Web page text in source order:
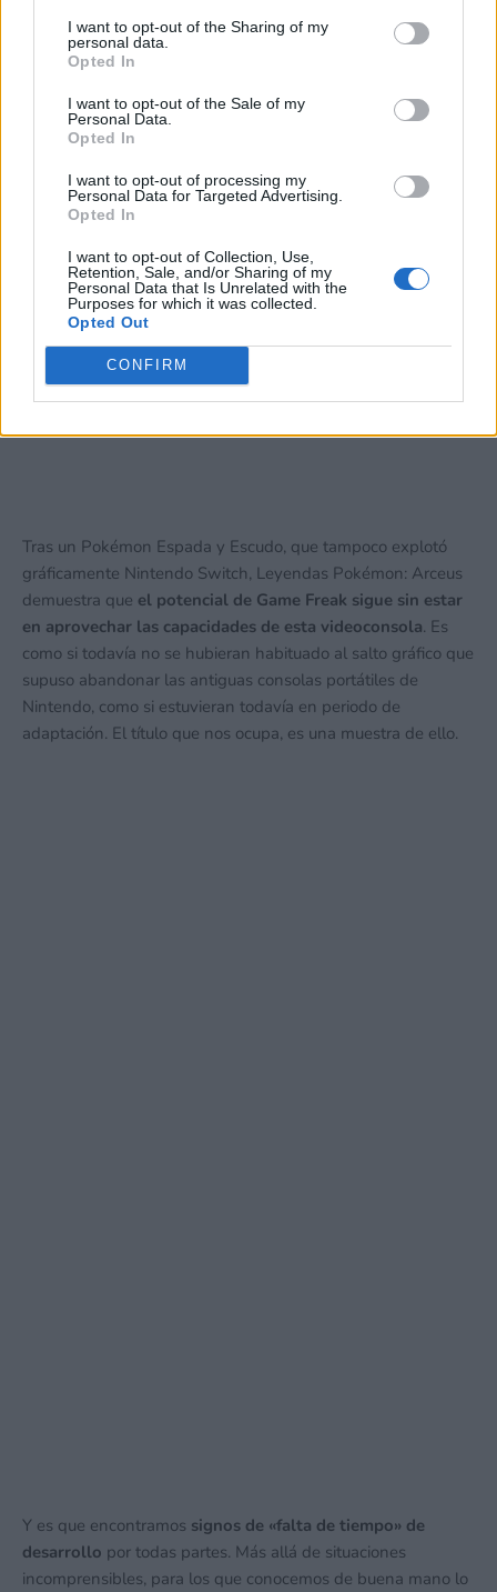
recopilación y uso de datos en nuestra Política de
Privacidad.
terceros por nuestra parte, utilice la siguiente opción de
exclusión y confirme su selección. Tenga en cuenta que
después de que se procese su solicitud de exclusión, es
posible que continúe viendo anuncios basados en intereses
basados en la información personal utilizada por nosotros o
en información personal divulgada a terceros antes de su
Puede optar por no participar en la divulgación adicional de
su información personal por parte de terceros en la Lista de
participantes intermedios de la IAB.
I want to opt-out of the Sharing of my
personal data.
Opted In
I want to opt-out of the Sale of my
Personal Data.
Opted In
I want to opt-out of processing my
Personal Data for Targeted Advertising.
Opted In
I want to opt-out of Collection, Use,
Retention, Sale, and/or Sharing of my
Personal Data that Is Unrelated with the
Purposes for which it was collected.
Opted Out
CONFIRM
Tras un Pokémon Espada y Escudo, que tampoco explotó
gráficamente Nintendo Switch, Leyendas Pokémon: Arceus
demuestra que el potencial de Game Freak sigue sin estar
en aprovechar las capacidades de esta videoconsola. Es
como si todavía no se hubieran habituado al salto gráfico que
supuso abandonar las antiguas consolas portátiles de
Nintendo, como si estuvieran todavía en periodo de
adaptación. El título que nos ocupa, es una muestra de ello.
Y es que encontramos signos de «falta de tiempo» de
desarrollo por todas partes. Más allá de situaciones
incomprensibles, para los que conocemos de buena mano lo